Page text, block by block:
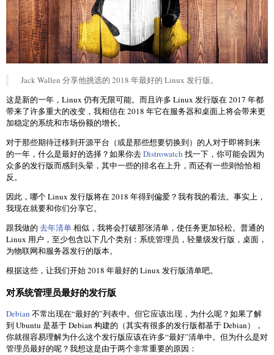
Jack Wallen 分享他挑选的 2018 年最好的 Linux 发行版。
这是新的一年，Linux 仍有无限可能。而且许多 Linux 发行版在 2017 年都
带来了许多重大的改变，我相信在 2018 年它在服务器和桌面上将会带来更
加稳定的系统和市场份额的增长。
对于那些期待迁移到开源平台（或是那些想要切换到）的人对于即将到来
的一年，什么是最好的选择？如果你去Distrowatch 找一下，你可能会因为
众多的发行版而感到头晕，其中一些的排名在上升，而还有一些则恰恰相
反。
因此，哪个 Linux 发行版将在 2018 年得到偏爱？我有我的看法。事实上，
我现在就要和你们分享它。
跟我做的 去年清单相似，我将会打破那张清单，使任务更加轻松。普通的
Linux 用户，至少包含以下几个类别：系统管理员，轻量级发行版，桌面，
为物联网和服务器发行的版本。
根据这些，让我们开始 2018 年最好的 Linux 发行版清单吧。
对系统管理员最好的发行版
Debian 不常出现在“最好的”列表中。但它应该出现，为什么呢？如果了解
到 Ubuntu 是基于 Debian 构建的（其实有很多的发行版都基于 Debian），
你就很容易理解为什么这个发行版应该在许多“最好”清单中。但为什么是对
管理员最好的呢？我想这是由于两个非常重要的原因：